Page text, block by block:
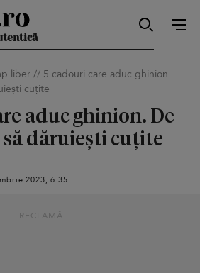
liber // 5 cadouri care aduc ghinion.
cuțite
aduc ghinion. De
să dăruiești cuțite
2023, 6:35
RECLAMĂ